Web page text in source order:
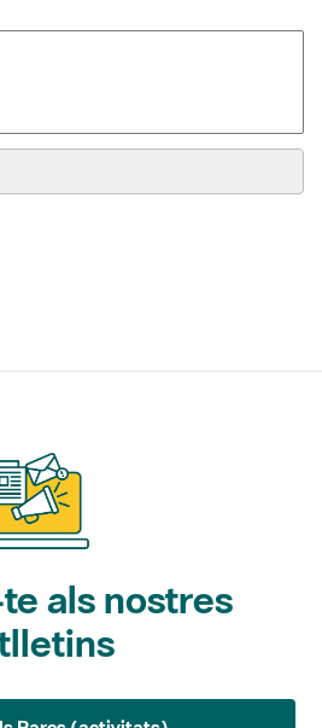
als nostres
Parcs (activitats)
dels Parcs